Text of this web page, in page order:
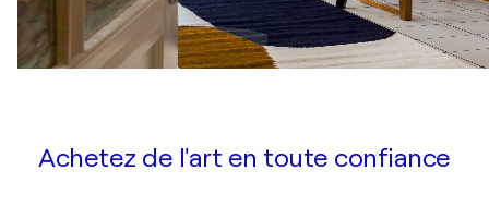
Achetez de l'art en toute confiance